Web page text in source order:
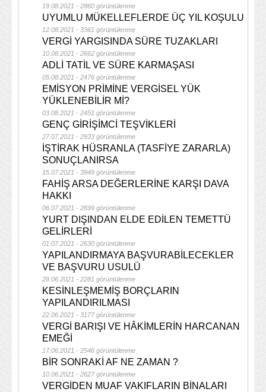
19.08.2021 - 2860 görüntülenme
UYUMLU MÜKELLEFLERDE ÜÇ YIL KOŞULU
12.08.2021 - 3361 görüntülenme
VERGİ YARGISINDA SÜRE TUZAKLARI
10.08.2021 - 2662 görüntülenme
ADLİ TATİL VE SÜRE KARMAŞASI
05.08.2021 - 2476 görüntülenme
EMİSYON PRİMİNE VERGİSEL YÜK
YÜKLENEBİLİR Mİ?
03.08.2021 - 2451 görüntülenme
GENÇ GİRİŞİMCİ TEŞVİKLERİ
27.07.2021 - 2933 görüntülenme
İŞTİRAK HÜSRANLA (TASFİYE ZARARLA)
SONUÇLANIRSA
15.07.2021 - 3949 görüntülenme
FAHİŞ ARSA DEĞERLERİNE KARŞI DAVA
HAKKI
06.07.2021 - 2699 görüntülenme
YURT DIŞINDAN ELDE EDİLEN TEMETTÜ
GELİRLERİ
01.07.2021 - 2630 görüntülenme
YAPILANDIRMAYA BAŞVURABİLECEKLER
VE BAŞVURU USULÜ
29.06.2021 - 2281 görüntülenme
KESİNLEŞMEMİŞ BORÇLARIN
YAPILANDIRILMASI
22.06.2021 - 3177 görüntülenme
VERGİ BARIŞI VE HÂKİMLERİN HARCANAN
EMEĞİ
17.06.2021 - 2546 görüntülenme
BİR SONRAKİ AF NE ZAMAN ?
10.06.2021 - 2627 görüntülenme
VERGİDEN MUAF VAKIFLARIN BİNALARI